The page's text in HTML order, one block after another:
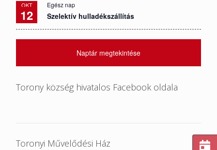
OKT
12
Egész nap
Szelektív hulladékszállítás
Naptár megtekintése
Torony község hivatalos Facebook oldala
Toronyi Művelődési Ház